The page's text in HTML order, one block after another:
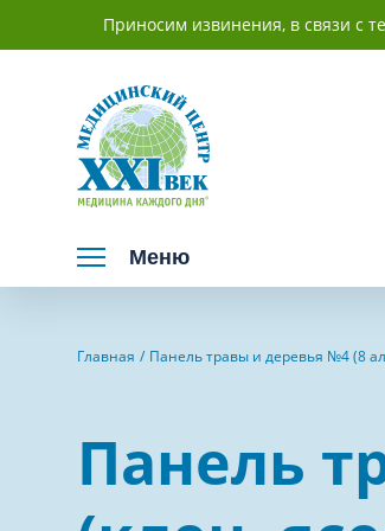
Приносим извинения, в связи с
Меню
Гастроэнтерология
Главная Панель травы и деревья №4 (8
Панель